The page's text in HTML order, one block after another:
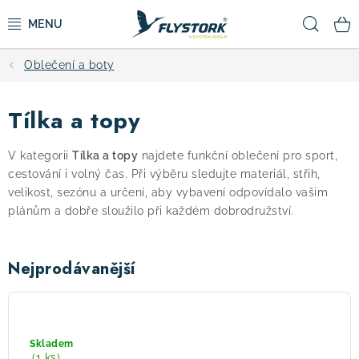
na
CYKLISTIKA
ZIMNÍ SPORTY
KOLOBĚŽKY
OBLEČENÍ A BOTY
VÝPRODEJ
Oblečení a boty
Tílka a topy
V kategorii Tílka a topy najdete funkční oblečení pro sport,
cestování i volný čas. Při výběru sledujte materiál, střih,
velikost, sezónu a určení, aby vybavení odpovídalo vašim
plánům a dobře sloužilo při každém dobrodružství.
Nejprodávanější
WD2038
-
Skladem